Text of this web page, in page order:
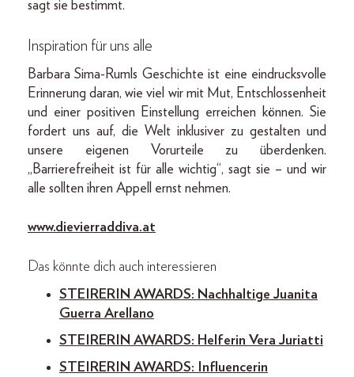
sagt sie bestimmt.
Inspiration für uns alle
Barbara Sima-Rumls Geschichte ist eine eindrucksvolle
Erinnerung daran, wie viel wir mit Mut, Entschlossenheit
und einer positiven Einstellung erreichen können. Sie
fordert uns auf, die Welt inklusiver zu gestalten und
unsere eigenen Vorurteile zu überdenken.
„Barrierefreiheit ist für alle wichtig“, sagt sie – und wir
alle sollten ihren Appell ernst nehmen.
www.dievierraddiva.at
Das könnte dich auch interessieren
STEIRERIN AWARDS: Nachhaltige Juanita
Guerra Arellano
STEIRERIN AWARDS: Helferin Vera Juriatti
STEIRERIN AWARDS: Influencerin